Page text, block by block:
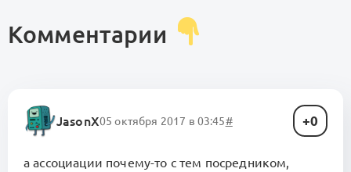
Комментарии
JasonX05 октября 2017 в 03:45# 0
а ассоциации почему-то с тем посредником,